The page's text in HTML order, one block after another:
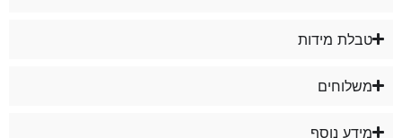
טבלת מידות
משלוחים
מידע נוסף